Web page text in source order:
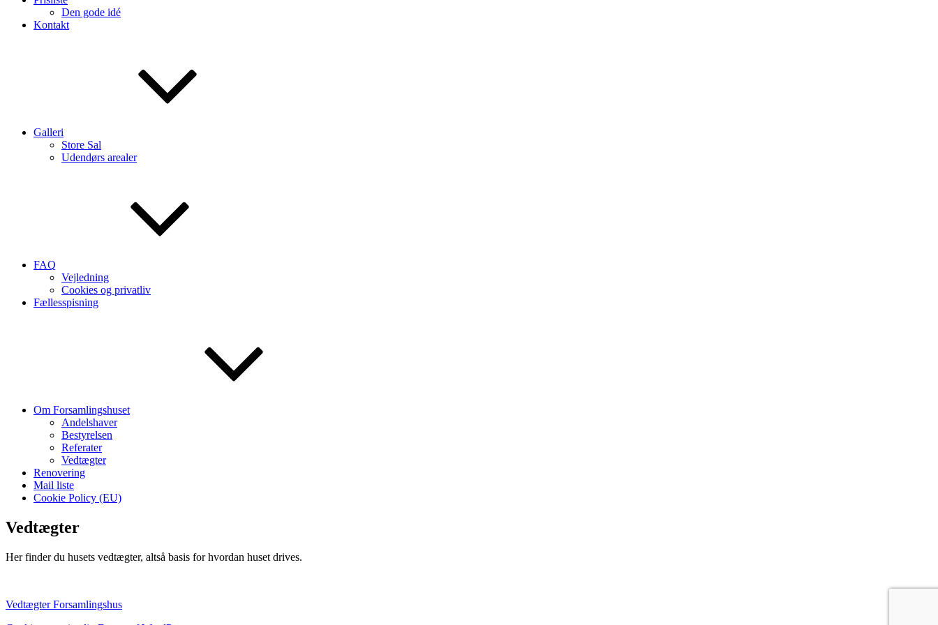
Den gode idé
Kontakt
Galleri
Store Sal
Udendørs arealer
FAQ
Vejledning
Cookies og privatliv
Fællesspisning
Om Forsamlingshuset
Andelshaver
Bestyrelsen
Referater
Vedtægter
Renovering
Mail liste
Cookie Policy (EU)
Vedtægter
Her finder du husets vedtægter, altså basis for hvordan huset drives.
Vedtægter Forsamlingshus